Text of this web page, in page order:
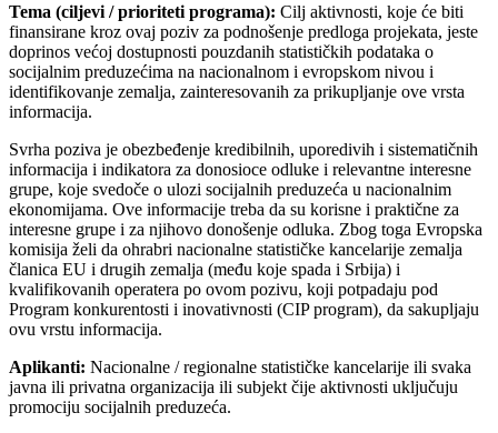
Tema (ciljevi / prioriteti programa): Cilj aktivnosti, koje će biti
finansirane kroz ovaj poziv za podnošenje predloga projekata, jeste
doprinos većoj dostupnosti pouzdanih statističkih podataka o
socijalnim preduzećima na nacionalnom i evropskom nivou i
identifikovanje zemalja, zainteresovanih za prikupljanje ove vrsta
informacija.
Svrha poziva je obezbeđenje kredibilnih, uporedivih i sistematičnih
informacija i indikatora za donosioce odluke i relevantne interesne
grupe, koje svedoče o ulozi socijalnih preduzeća u nacionalnim
ekonomijama. Ove informacije treba da su korisne i praktične za
interesne grupe i za njihovo donošenje odluka. Zbog toga Evropska
komisija želi da ohrabri nacionalne statističke kancelarije zemalja
članica EU i drugih zemalja (među koje spada i Srbija) i
kvalifikovanih operatera po ovom pozivu, koji potpadaju pod
Program konkurentosti i inovativnosti (CIP program), da sakupljaju
ovu vrstu informacija.
Aplikanti: Nacionalne / regionalne statističke kancelarije ili svaka
javna ili privatna organizacija ili subjekt čije aktivnosti uključuju
promociju socijalnih preduzeća.